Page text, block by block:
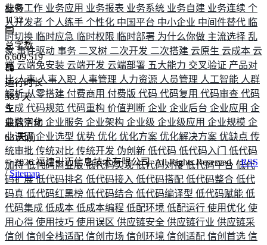
业务工作 业务应用 业务报表 业务系统 业务自建 业务连续 个
人开发者 个人练手 个性化 中国平台 中小企业 中间件替代 临
时切换 临时应急 临时权限 临时部署 为什么你做 主流选择 乱
象 事件驱动 事务 二叉树 二次开发 二次搭建 云原生 云成本 云
端 云端免安装 云端开发 云端部署 五大能力 交叉验证 产品对
比人事人事入职 人事管理 人力资源 人员管理 人工智能 人群
解析从零搭建 付费商用 付费版 代码 代码复用 代码审查 代码
生成 代码规范 代码重构 价值判断 企业 企业后台 企业应用 企
业数字化 企业服务 企业架构 企业级 企业级应用 企业规模 企
业调研企业选型 优势 优化 优化方案 优化解决方案 优缺点 传
统审批 传统对比 传统开发 伪创新 低代码 低代码入门 低代码
加持低代码商业版低代码实现低代码对接低代码平台 低代
码扩展低代码排名 低代码接入 低代码搭配 低代码整合 低代
码真 低代码红黑榜 低代码结合 低代码编译型 低代码赋能 低
代码集成 低成本 低成本编程 低配环境 低配运行 使用优化 使
用心得 使用技巧 使用误区 供应链安全 供应链行业 供应链采
信创 信创全栈适配 信创市场 信创环境 信创适配 信创首选 信
标签
1132
总字数
6,609,519
运行时长
583 天
最后活动
63 天前
©2026福建引迈信息技术有限公司. All Rights Reserved. /RSS
/Sitemap